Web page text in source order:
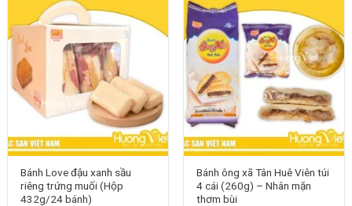
Bánh Love đậu xanh sầu
riêng trứng muối (Hộp
432g/24 bánh)
Bánh ông xã Tân Huê Viên túi
4 cái (260g) – Nhân mặn
thơm bùi